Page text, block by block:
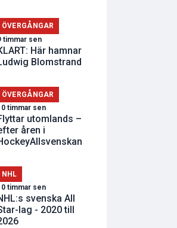
ÖVERGÅNGAR
timmar sen
Här hamnar
Blomstrand
ÖVERGÅNGAR
timmar sen
utomlands –
åren i
NHL
timmar sen
svenska All
lag - 2020 till